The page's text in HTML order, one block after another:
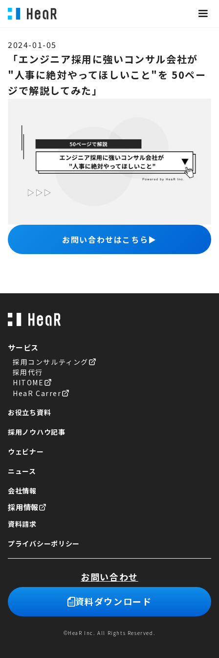
2024-01-05
「エンジニア採用に強いコンサル会社が
"人事に絶対やってほしいこと"を 50ペー
ジで解説してみた」
お問い合わせはこちら ▶︎
サービス
採用コンサルティング
採用代行
HITOME
HeaR Carrer
お役立ち資料
採用ノウハウ記事
ウェビナー
ニュース
会社情報
採用情報
資料請求
プライバシーポリシー
お問い合わせ
資料ダウンロード
©HeaR Inc. All Rights Reserved.